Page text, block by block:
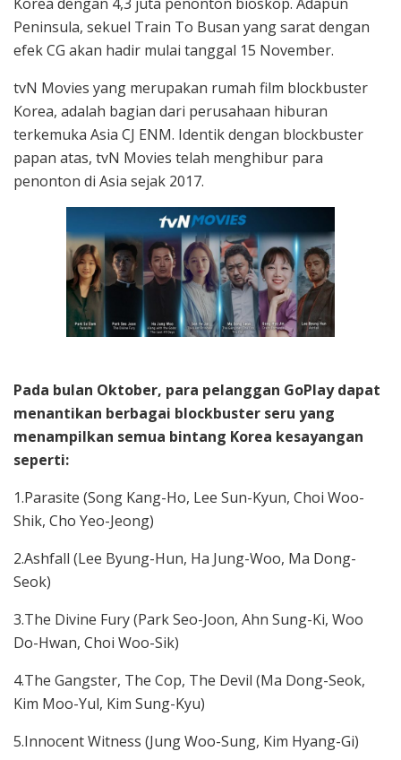
Korea dengan 4,3 juta penonton bioskop. Adapun
Peninsula, sekuel Train To Busan yang sarat dengan
efek CG akan hadir mulai tanggal 15 November.
tvN Movies yang merupakan rumah film blockbuster
Korea, adalah bagian dari perusahaan hiburan
terkemuka Asia CJ ENM. Identik dengan blockbuster
papan atas, tvN Movies telah menghibur para
penonton di Asia sejak 2017.
Pada bulan Oktober, para pelanggan GoPlay dapat
menantikan berbagai blockbuster seru yang
menampilkan semua bintang Korea kesayangan
seperti:
1.Parasite (Song Kang-Ho, Lee Sun-Kyun, Choi Woo-
Shik, Cho Yeo-Jeong)
2.Ashfall (Lee Byung-Hun, Ha Jung-Woo, Ma Dong-
Seok)
3.The Divine Fury (Park Seo-Joon, Ahn Sung-Ki, Woo
Do-Hwan, Choi Woo-Sik)
4.The Gangster, The Cop, The Devil (Ma Dong-Seok,
Kim Moo-Yul, Kim Sung-Kyu)
5.Innocent Witness (Jung Woo-Sung, Kim Hyang-Gi)